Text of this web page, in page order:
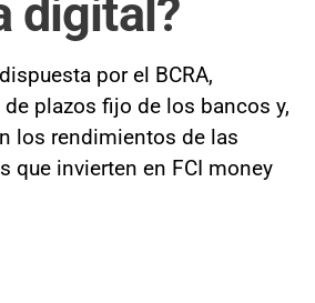
digital?
por el BCRA,
plazos fijo de los bancos y,
los rendimientos de las
que invierten en FCI money